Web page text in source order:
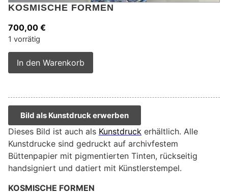
KOSMISCHE FORMEN
700,00 €
1 vorrätig
In den Warenkorb
Bild als Kunstdruck erwerben
Dieses Bild ist auch als Kunstdruck erhältlich. Alle
Kunstdrucke sind gedruckt auf archivfestem
Büttenpapier mit pigmentierten Tinten, rückseitig
handsigniert und datiert mit Künstlerstempel.
KOSMISCHE FORMEN